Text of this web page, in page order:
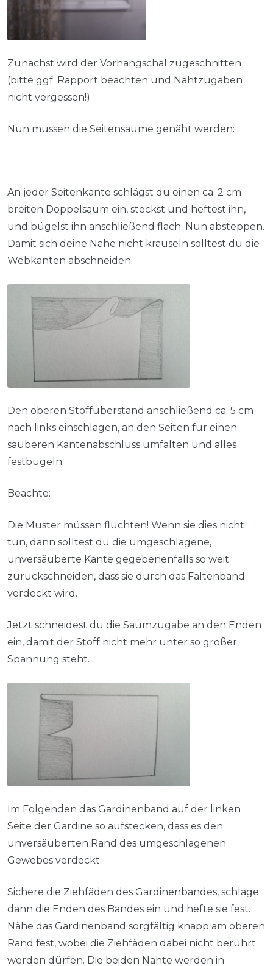
Zunächst wird der Vorhangschal zugeschnitten
(bitte ggf. Rapport beachten und Nahtzugaben
nicht vergessen!)
Nun müssen die Seitensäume genäht werden:
An jeder Seitenkante schlägst du einen ca. 2 cm
breiten Doppelsaum ein, steckst und heftest ihn,
und bügelst ihn anschließend flach. Nun absteppen.
Damit sich deine Nähe nicht kräuseln solltest du die
Webkanten abschneiden.
Den oberen Stoffüberstand anschließend ca. 5 cm
nach links einschlagen, an den Seiten für einen
sauberen Kantenabschluss umfalten und alles
festbügeln.
Beachte:
Die Muster müssen fluchten! Wenn sie dies nicht
tun, dann solltest du die umgeschlagene,
unversäuberte Kante gegebenenfalls so weit
zurückschneiden, dass sie durch das Faltenband
verdeckt wird.
Jetzt schneidest du die Saumzugabe an den Enden
ein, damit der Stoff nicht mehr unter so großer
Spannung steht.
Im Folgenden das Gardinenband auf der linken
Seite der Gardine so aufstecken, dass es den
unversäuberten Rand des umgeschlagenen
Gewebes verdeckt.
Sichere die Ziehfäden des Gardinenbandes, schlage
dann die Enden des Bandes ein und hefte sie fest.
Nähe das Gardinenband sorgfältig knapp am oberen
Rand fest, wobei die Ziehfäden dabei nicht berührt
werden dürfen. Die beiden Nähte werden in